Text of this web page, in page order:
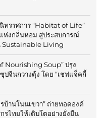
รรศการ “Habitat of Life”
ห่งกลิ่นหอม สู่ประสบการณ์
Sustainable Living
Nourishing Soup” ปรุง
จีนกวางตุ้ง โดย “เชฟแจ็คกี้
บ้านโนนเขวา” ถ่ายทอดองค์
รไทยให้เติบโตอย่างยั่งยืน